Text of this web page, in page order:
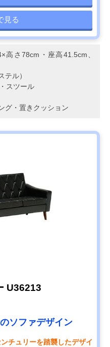
見る
高さ78cm・座高41.5cm、
テル）
スツール
グ・置きクッション
U36213
ソファデザイン
ンチュリーを踏襲したデザイ